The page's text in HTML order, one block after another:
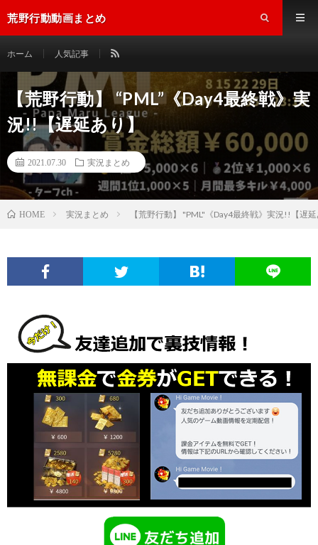
荒野行動動画まとめ
ホーム 人気記事
【荒野行動】 “PML”《Day4最終戦》実
況!!【遅延あり】
2021.07.30 実況まとめ
HOME 実況まとめ 【荒野行動】 "PML"《Day4最終戦》実況!!【遅